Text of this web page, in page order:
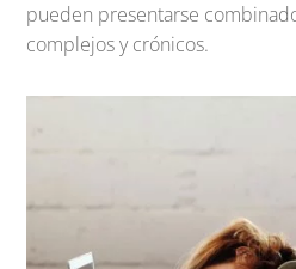
pueden presentarse
complejos y crónicos.